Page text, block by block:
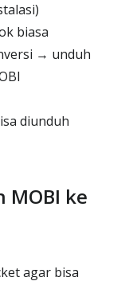
biasa
→ unduh
diunduh
MOBI ke
agar bisa